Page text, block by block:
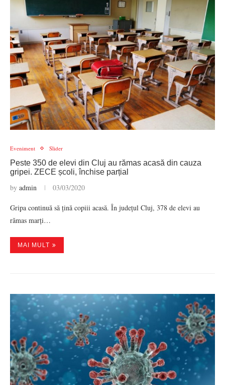
Eveniment Slider
Peste 350 de elevi din Cluj au rămas acasă din cauza
gripei. ZECE școli, închise parțial
by admin 03/03/2020
Gripa continuă să țină copiii acasă. În județul Cluj, 378 de elevi au
rămas marți…
MAI MULT